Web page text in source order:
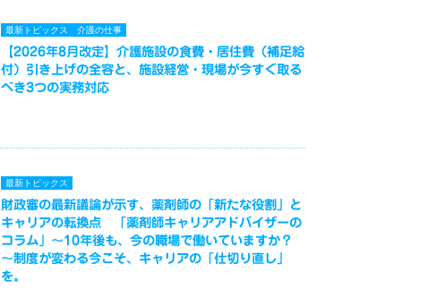
最新トピックス 介護の仕事
【2026年8月改定】介護施設の食費・居住費（補足給
付）引き上げの全容と、施設経営・現場が今すぐ取る
べき3つの実務対応
最新トピックス
財政審の最新議論が示す、薬剤師の「新たな役割」と
キャリアの転換点 「薬剤師キャリアアドバイザーの
コラム」～10年後も、今の職場で働いていますか？
～制度が変わる今こそ、キャリアの「仕切り直し」
を。